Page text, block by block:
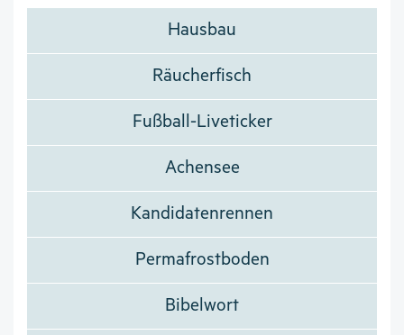
Hausbau
Räucherfisch
Fußball-Liveticker
Achensee
Kandidatenrennen
Permafrostboden
Bibelwort